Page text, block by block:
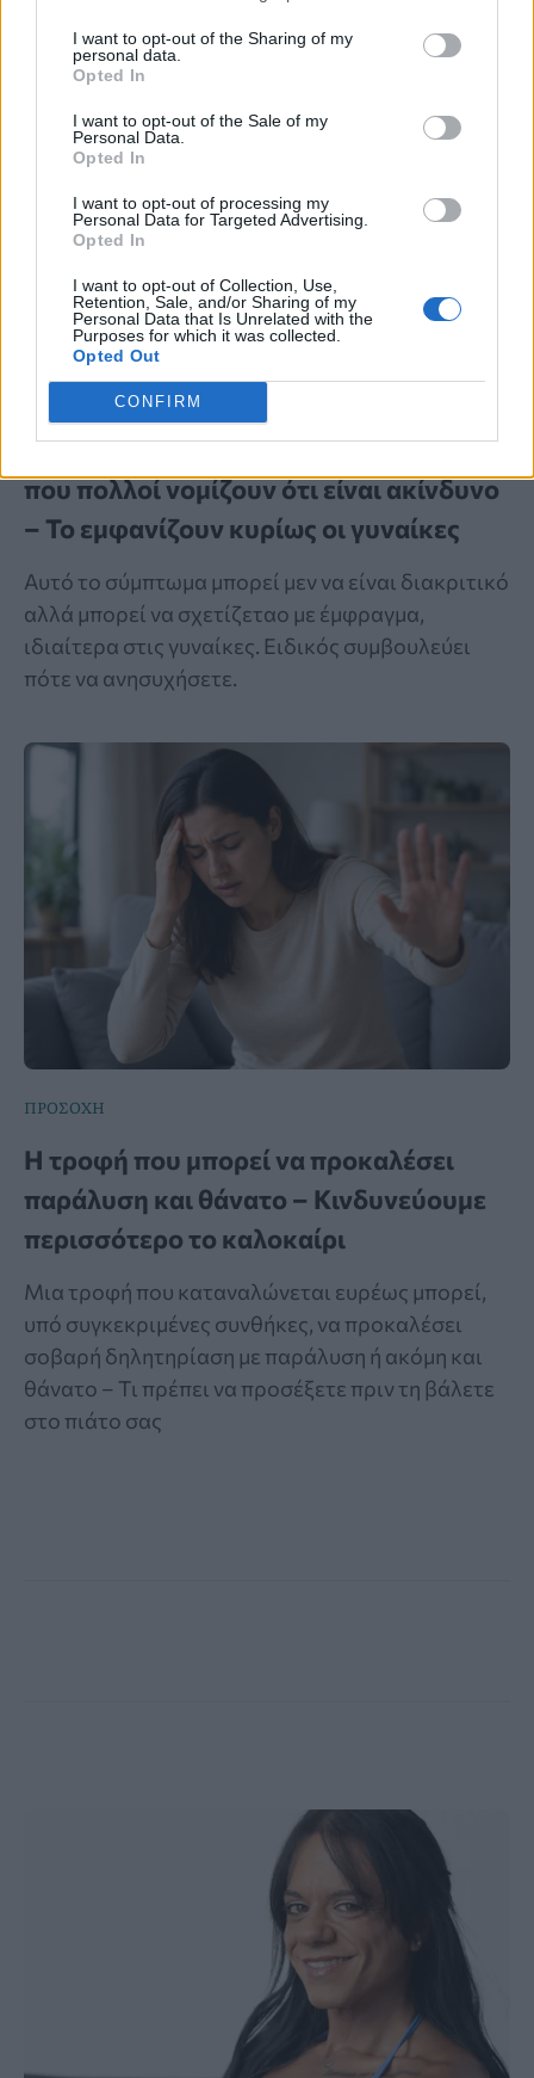
I want to opt-out of the Sharing of my
personal data.
Opted In
I want to opt-out of the Sale of my
Personal Data.
Opted In
I want to opt-out of processing my
Personal Data for Targeted Advertising.
Opted In
I want to opt-out of Collection, Use,
Retention, Sale, and/or Sharing of my
Personal Data that Is Unrelated with the
Purposes for which it was collected.
Opted Out
CONFIRM
ΣΥΜΠΤΩΜΑΤΟΛΟΓΙΑ
Το ύπουλο σύμπτωμα του εμφράγματος
που πολλοί νομίζουν ότι είναι ακίνδυνο
– Το εμφανίζουν κυρίως οι γυναίκες
Αυτό το σύμπτωμα μπορεί μεν να είναι διακριτικό
αλλά μπορεί να σχετίζεταο με έμφραγμα,
ιδιαίτερα στις γυναίκες. Ειδικός συμβουλεύει
πότε να ανησυχήσετε.
ΠΡΟΣΟΧΗ
Η τροφή που μπορεί να προκαλέσει
παράλυση και θάνατο – Κινδυνεύουμε
περισσότερο το καλοκαίρι
Μια τροφή που καταναλώνεται ευρέως μπορεί,
υπό συγκεκριμένες συνθήκες, να προκαλέσει
σοβαρή δηλητηρίαση με παράλυση ή ακόμη και
θάνατο – Τι πρέπει να προσέξετε πριν τη βάλετε
στο πιάτο σας